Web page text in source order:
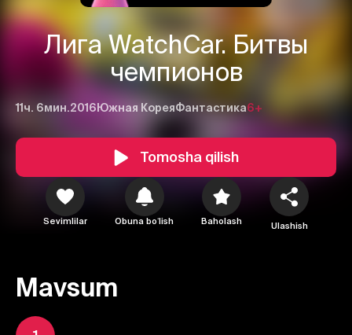
Лига WatchCar. Битвы
чемпионов
11ч. 6мин.2016 Южная КореяФантастика6+
Tomosha qilish
Sevimlilar Obuna boʻlish Baholash Ulashish
Mavsum